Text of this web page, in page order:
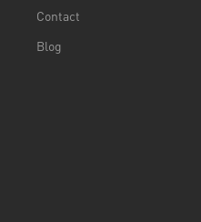
Contact
Blog